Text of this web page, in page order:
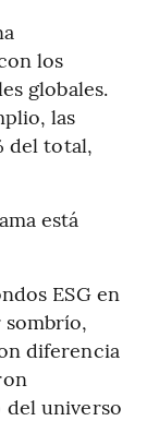
los
globales.
las
del total,
está
ESG en
diferencia
del universo